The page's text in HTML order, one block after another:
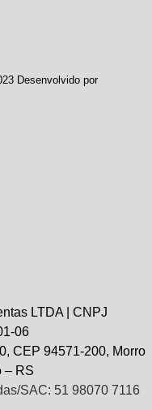
Desenvolvido por
LTDA | CNPJ
06
CEP 94571-200, Morro
– RS
SAC: 51 98070 7116